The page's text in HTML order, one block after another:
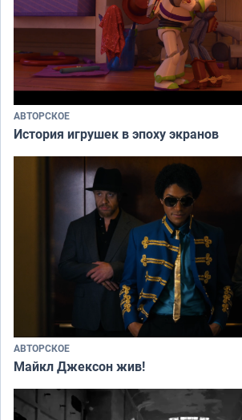
АВТОРСКОЕ
История игрушек в эпоху экранов
АВТОРСКОЕ
Майкл Джексон жив!